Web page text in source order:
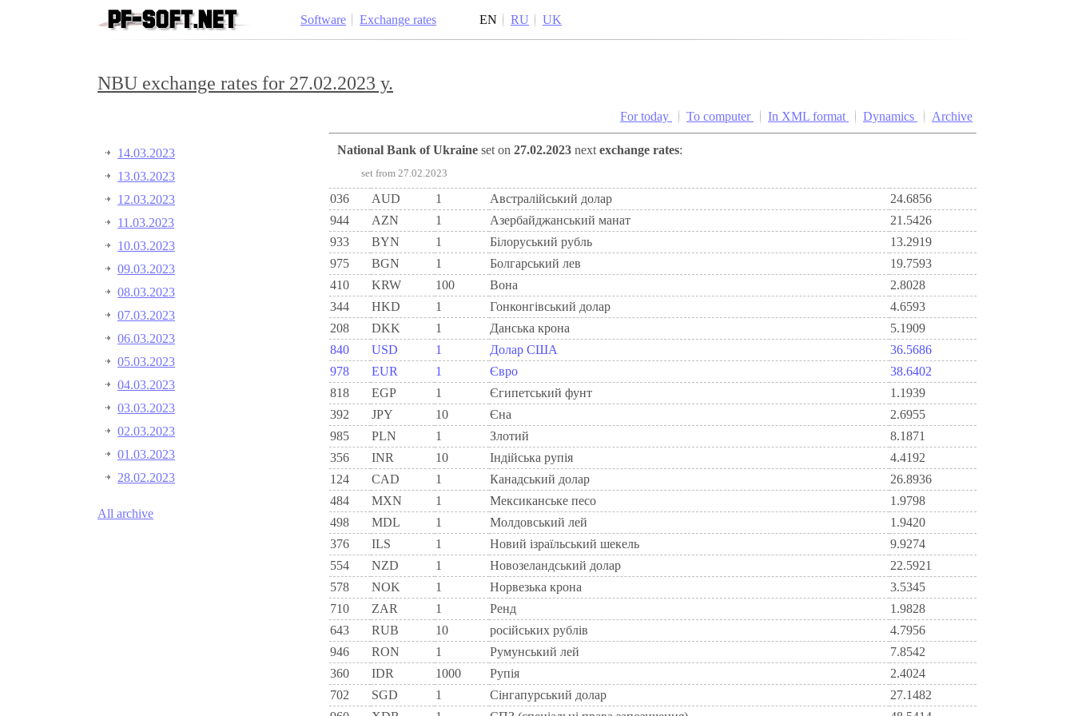
Software Exchange rates EN RU UK
NBU exchange rates for 27.02.2023 y.
14.03.2023
13.03.2023
12.03.2023
11.03.2023
10.03.2023
09.03.2023
08.03.2023
07.03.2023
06.03.2023
05.03.2023
04.03.2023
03.03.2023
02.03.2023
01.03.2023
28.02.2023
All archive
For today To computer In XML format Dynamics Archive
National Bank of Ukraine set on 27.02.2023 next exchange rates:
set from 27.02.2023
036 AUD 1 Австралійський долар
24.6856
944
AZN 1 Азербайджанський манат
21.5426
933
BYN 1 Бiлоруський рубль
13.2919
975
BGN 1 Болгарський лев
19.7593
410
KRW 100 Вона
2.8028
344
HKD 1 Гонконгівський долар
4.6593
208
DKK 1 Данська крона
5.1909
840
USD 1 Долар США
36.5686
978
EUR 1 Євро
38.6402
818
EGP 1 Єгипетський фунт
1.1939
392
JPY 10 Єна
2.6955
985
PLN 1 Злотий
8.1871
356
INR 10 Індійська рупія
4.4192
124
CAD 1 Канадський долар
26.8936
484
MXN 1 Мексиканське песо
1.9798
498
MDL 1 Молдовський лей
1.9420
376
ILS 1 Новий ізраїльський шекель
9.9274
554
NZD 1 Новозеландський долар
22.5921
578
NOK 1 Норвезька крона
3.5345
710
ZAR 1 Ренд
1.9828
643
RUB 10 російських рублів
4.7956
946
RON 1 Румунський лей
7.8542
360
IDR 1000 Рупія
2.4024
702
SGD 1 Сінгапурський долар
27.1482